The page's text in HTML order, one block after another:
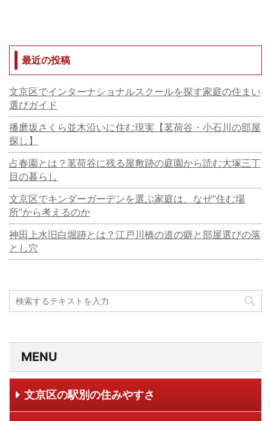
最近の投稿
文京区でインターナショナルスクールを探す家庭の住まい
選びガイド
播磨坂さくら並木沿いに住む現実【茗荷谷・小石川の部屋
探し】
占春園とは？茗荷谷に残る屋敷跡の庭園から読む大塚三丁
目の暮らし
文京区でキンダーガーデンを選ぶ家庭は、なぜ“住む場
所”から考えるのか
神田上水旧白堀跡とは？江戸川橋の道の癖と部屋選びの落
とし穴
MENU
文京区の駅別の住みやすさ